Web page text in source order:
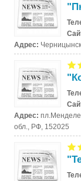
Адрес:
Адрес:
обл., РФ, 152025